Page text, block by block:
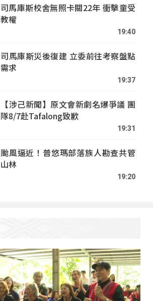
司馬庫斯校舍無照卡關22年 衝擊童受
教權
19:40
司馬庫斯災後復建 立委前往考察盤點
需求
19:37
【涉己新聞】原文會新劇名爆爭議 團
隊8/7赴Tafalong致歉
19:31
颱風逼近！普悠瑪部落族人勘查共管
山林
19:20